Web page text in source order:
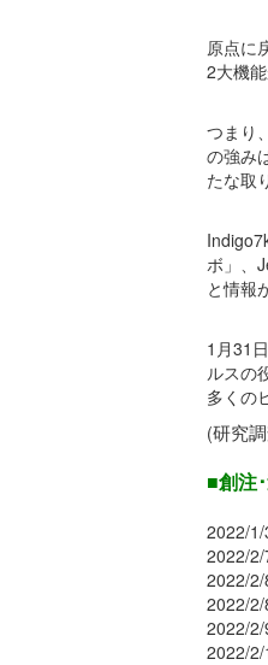
原点に
2大機
つまり
の強み
たな取
ボ」、
と情報
1月31
ルスの
多くの
(研究
■創注
2022/
2022/